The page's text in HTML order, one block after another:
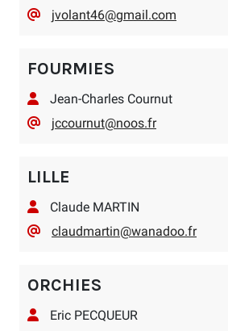
jvolant46@gmail.com
FOURMIES
Jean-Charles Cournut
jccournut@noos.fr
LILLE
Claude MARTIN
claudmartin@wanadoo.fr
ORCHIES
Eric PECQUEUR